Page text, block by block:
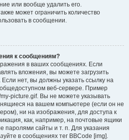
или вообще удалить его.
может ограничить количество
в сообщении.
к сообщениям?
в ваших сообщениях. Если
вложения, вы можете загрузить
нет, вы должны указать ссылку на
веб-сервере. Пример
picture.gif. Вы не можете указывать
на вашем компьютере (если он не
ни на изображения, для доступа к
как, например, на почтовые ящики
сайты и т. п. Для указания
в сообщениях тег BBCode [img].